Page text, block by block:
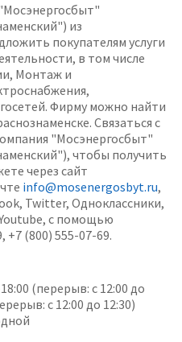
из
покупателям услуги
в том числе
Монтаж и
Фирму можно найти
Связаться с
"Мосэнергосбыт"
чтобы получить
через сайт
info@mosenergosbyt.ru,
Twitter, Одноклассники,
с помощью
+7 (800) 555-07-69.
(перерыв: с 12:00 до
с 12:00 до 12:30)